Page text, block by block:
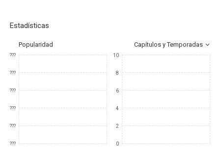
Estadísticas
Popularidad Capítulos y Temporadas
???
???
???
???
???
???
10
8
6
4
2
0